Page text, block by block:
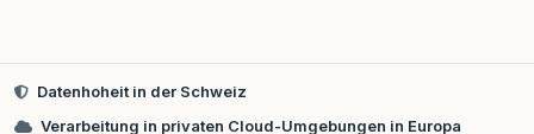
Datenhoheit in der Schweiz
Verarbeitung in privaten Cloud-Umgebungen in Europa